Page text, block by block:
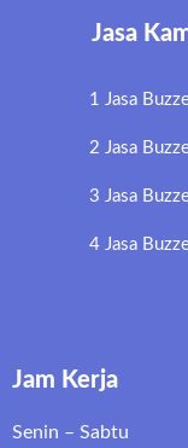
Jasa
1 Jasa
2 Jasa
3 Jasa
4 Jasa
Jam Kerja